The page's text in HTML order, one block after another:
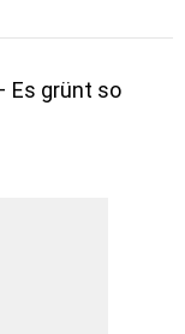
Es grünt so